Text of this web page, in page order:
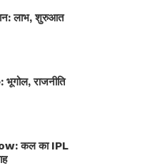
लाभ, शुरुआत
राजनीति
कल का IPL